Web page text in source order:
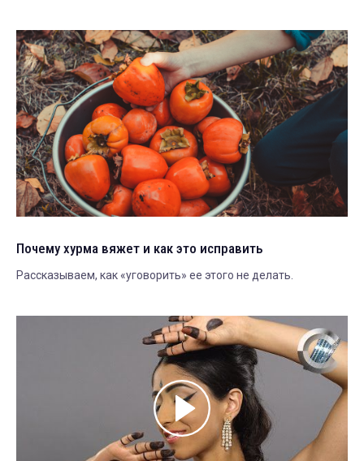
Почему хурма вяжет и как это исправить
Рассказываем, как «уговорить» ее этого не делать.